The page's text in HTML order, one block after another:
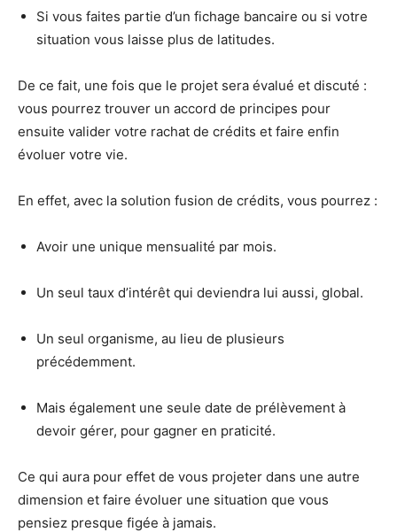
Si vous faites partie d’un fichage bancaire ou si votre
situation vous laisse plus de latitudes.
De ce fait, une fois que le projet sera évalué et discuté :
vous pourrez trouver un accord de principes pour
ensuite valider votre rachat de crédits et faire enfin
évoluer votre vie.
En effet, avec la solution fusion de crédits, vous pourrez :
Avoir une unique mensualité par mois.
Un seul taux d’intérêt qui deviendra lui aussi, global.
Un seul organisme, au lieu de plusieurs
précédemment.
Mais également une seule date de prélèvement à
devoir gérer, pour gagner en praticité.
Ce qui aura pour effet de vous projeter dans une autre
dimension et faire évoluer une situation que vous
pensiez presque figée à jamais.